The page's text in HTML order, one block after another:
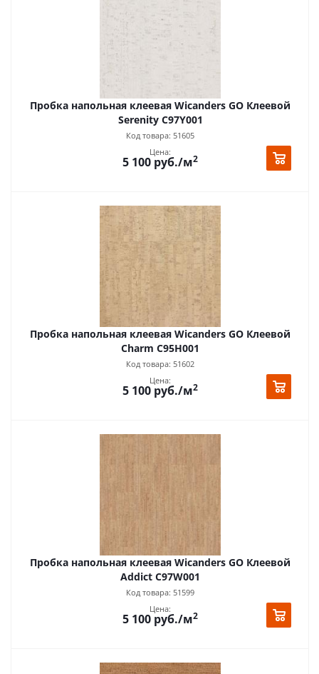
Пробка напольная клеевая Wicanders GO Клеевой
Serenity C97Y001
Код товара: 51605
Цена:
5 100 руб./м2
Пробка напольная клеевая Wicanders GO Клеевой
Charm C95H001
Код товара: 51602
Цена:
5 100 руб./м2
Пробка напольная клеевая Wicanders GO Клеевой
Addict C97W001
Код товара: 51599
Цена:
5 100 руб./м2